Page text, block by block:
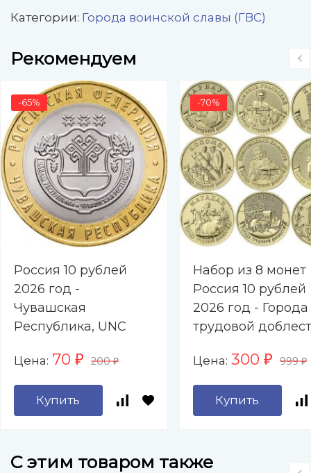
Категории: Города воинской славы (ГВС)
Рекомендуем
-65%
Россия 10 рублей
2026 год -
Чувашская
Республика, UNC
Цена: 70 ₽ 200₽
Купить
-70%
Набор из 8 монет
Россия 10 рублей
2026 год - Города
трудовой
Уральский, Киров,
Коломна,
Комсомольск-на-
Амуре,
Цена: 300 ₽ 999₽
Купить
C этим товаром также